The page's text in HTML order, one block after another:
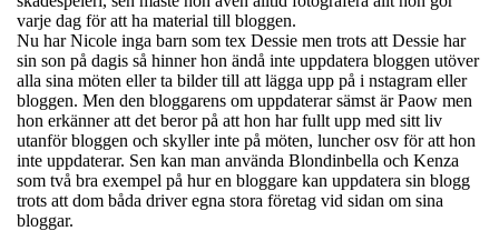
varje dag för att ha material till bloggen.
Nu har Nicole inga barn som tex Dessie men trots att Dessie har
sin son på dagis så hinner hon ändå inte uppdatera bloggen utöver
alla sina möten eller ta bilder till att lägga upp på i nstagram eller
bloggen. Men den bloggarens om uppdaterar sämst är Paow men
hon erkänner att det beror på att hon har fullt upp med sitt liv
utanför bloggen och skyller inte på möten, luncher osv för att hon
inte uppdaterar. Sen kan man använda Blondinbella och Kenza
som två bra exempel på hur en bloggare kan uppdatera sin blogg
trots att dom båda driver egna stora företag vid sidan om sina
bloggar.